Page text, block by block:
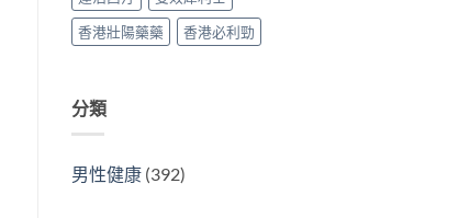
香港壯陽藥藥
香港必利勁
分類
男性健康(392)